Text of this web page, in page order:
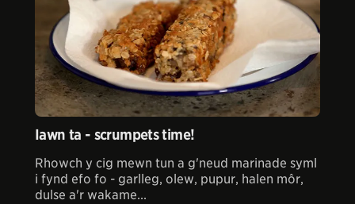
Iawn ta - scrumpets time!
Rhowch y cig mewn tun a g'neud marinade syml
i fynd efo fo - garlleg, olew, pupur, halen môr,
dulse a'r wakame...